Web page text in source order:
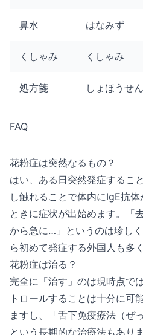
鼻水 はなみず
くしゃみ くしゃみ
処方箋 しょほうせん
FAQ
花粉症は突然なるもの？
はい、ある日突然発症するこ
し触れることで体内にIgE抗
ときに症状が出始めます。「
から急に…」というのは珍し
ら初めて発症する外国人も多
花粉症は治る？
完全に「治す」のは現時点で
トロールすることは十分に可
ますし、「舌下免疫療法（ぜ
という長期的な治療法もあり